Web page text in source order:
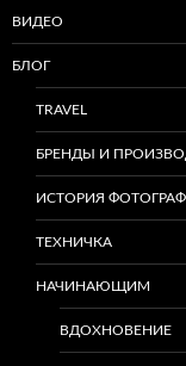
ВИДЕО
БЛОГ
TRAVEL
БРЕНДЫ И
ИСТОРИЯ
ТЕХНИЧКА
НАЧИНАЮЩИМ
ВДОХНОВЕНИЕ